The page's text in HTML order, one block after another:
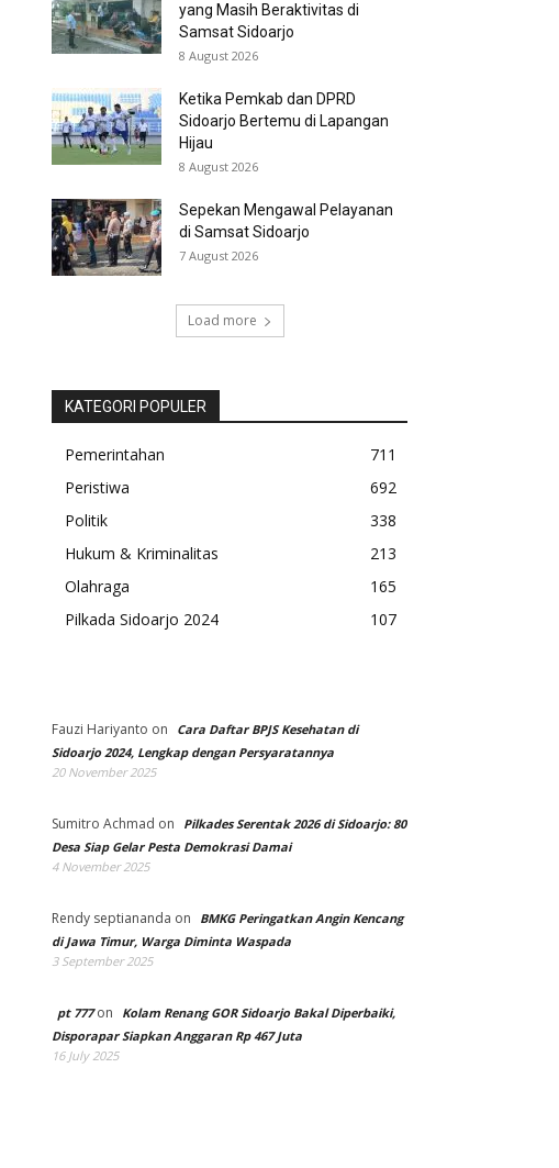
yang Masih Beraktivitas di
Samsat Sidoarjo
8 August 2026
Ketika Pemkab dan DPRD
Sidoarjo Bertemu di Lapangan
Hijau
8 August 2026
Sepekan Mengawal Pelayanan
di Samsat Sidoarjo
7 August 2026
Load more
KATEGORI POPULER
Pemerintahan
711
Peristiwa
692
Politik
338
Hukum & Kriminalitas
213
Olahraga
165
Pilkada Sidoarjo 2024
107
Fauzi Hariyanto on
Cara Daftar BPJS Kesehatan di
Sidoarjo 2024, Lengkap dengan Persyaratannya
20 November 2025
Sumitro Achmad on
Pilkades Serentak 2026 di Sidoarjo: 80
Desa Siap Gelar Pesta Demokrasi Damai
4 November 2025
Rendy septiananda on
BMKG Peringatkan Angin Kencang
di Jawa Timur, Warga Diminta Waspada
3 September 2025
pt 777on
Kolam Renang GOR Sidoarjo Bakal Diperbaiki,
Disporapar Siapkan Anggaran Rp 467 Juta
16 July 2025